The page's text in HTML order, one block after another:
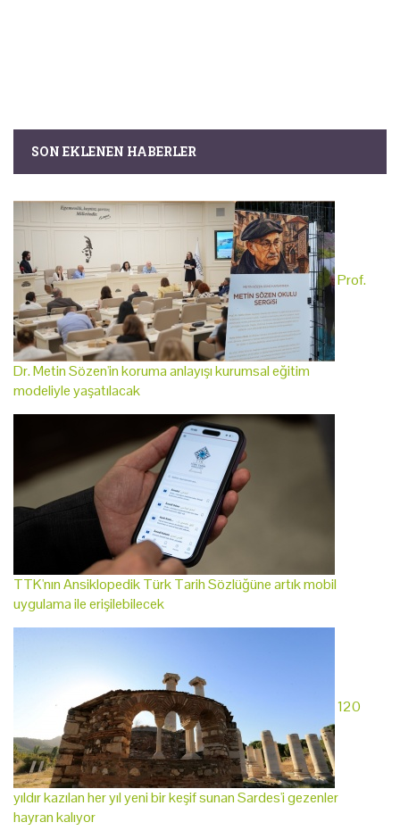
SON EKLENEN HABERLER
Prof.
Dr. Metin Sözen'in koruma anlayışı kurumsal eğitim
modeliyle yaşatılacak
TTK'nın Ansiklopedik Türk Tarih Sözlüğüne artık mobil
uygulama ile erişilebilecek
120
yıldır kazılan her yıl yeni bir keşif sunan Sardes'i gezenler
hayran kalıyor